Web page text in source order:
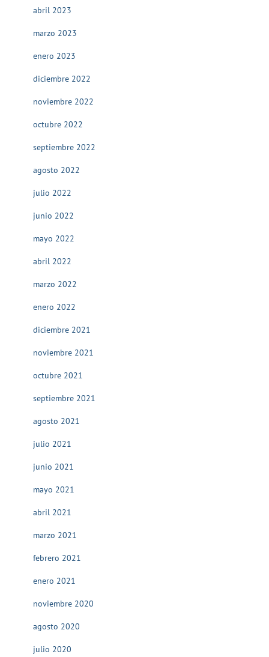
abril 2023
marzo 2023
enero 2023
diciembre 2022
noviembre 2022
octubre 2022
septiembre 2022
agosto 2022
julio 2022
junio 2022
mayo 2022
abril 2022
marzo 2022
enero 2022
diciembre 2021
noviembre 2021
octubre 2021
septiembre 2021
agosto 2021
julio 2021
junio 2021
mayo 2021
abril 2021
marzo 2021
febrero 2021
enero 2021
noviembre 2020
agosto 2020
julio 2020